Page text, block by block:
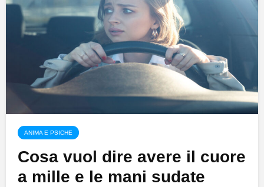
ANIMA E PSICHE
Cosa vuol dire avere il cuore
a mille e le mani sudate